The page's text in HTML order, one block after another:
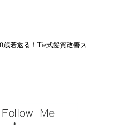
歳若返る！Tie式髪質改善ス